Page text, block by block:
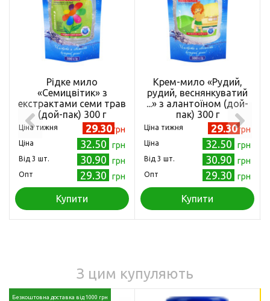
Рідке мило
«Семицвітик» з
екстрактами семи трав
(дой-пак) 300 г
(4820215052511)
Ціна тижня 29.30 грн
Ціна 32.50 грн
Від 3 шт. 30.90 грн
Опт 29.30 грн
Купити
Крем-мило «Рудий,
рудий, веснянкуватий
...» з алантоїном (дой-
пак) 300 г
(4820215052504)
Ціна тижня 29.30грн
Ціна 32.50 грн
Від 3 шт. 30.90 грн
Опт 29.30 грн
Купити
З цим купуляють
Безкоштовна доставка від 1000 грн